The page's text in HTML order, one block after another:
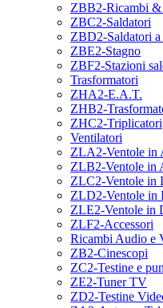
ZBB2-Ricambi &
ZBC2-Saldatori
ZBD2-Saldatori a
ZBE2-Stagno
ZBF2-Stazioni
Trasformatori
ZHA2-E.A.T.
ZHB2-
ZHC2-Triplicatori
Ventilatori
ZLA2-Ventole in
ZLB2-Ventole in
ZLC2-Ventole in
ZLD2-Ventole in
ZLE2-Ventole in
ZLF2-Accessori
Ricambi Audio e
ZB2-Cinescopi
ZC2-Testine e
ZE2-Tuner TV
ZD2-Testine